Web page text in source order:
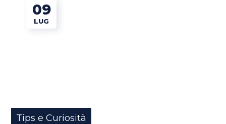
09
LUG
Tips e Curiosità